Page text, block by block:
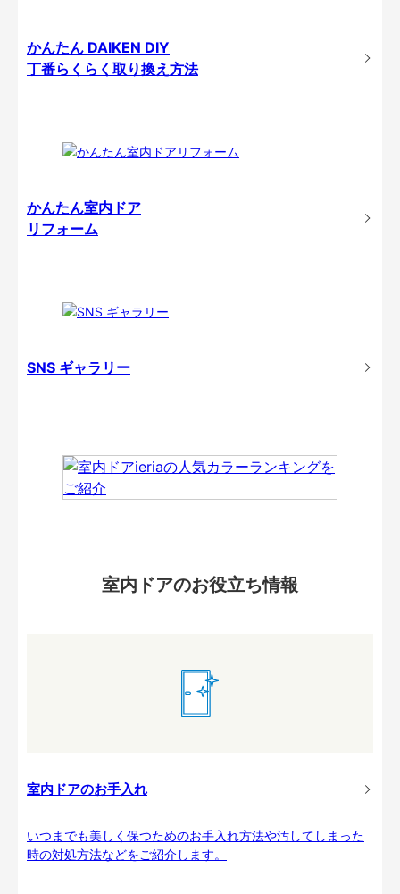
かんたん DAIKEN DIY
丁番らくらく取り換え方法
かんたん室内ドア
リフォーム
SNS ギャラリー
室内ドアのお役立ち情報
室内ドアのお手入れ
いつまでも美しく保つためのお手入れ方法や汚してしまった
時の対処方法などをご紹介します。